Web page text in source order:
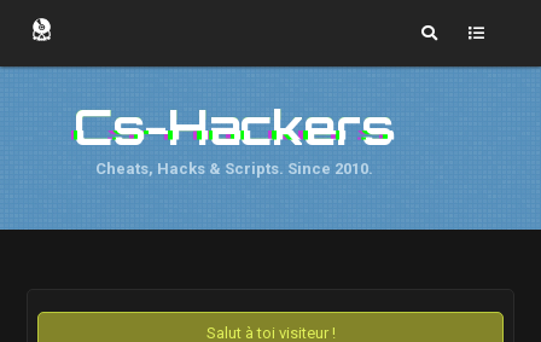
Cs-Hackers
Cheats, Hacks & Scripts. Since 2010.
Salut à toi visiteur !